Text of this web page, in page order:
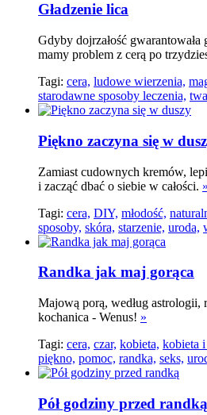
Gładzenie lica
Gdyby dojrzałość gwarantowała
mamy problem z cerą po
Tagi: cera, ludowe wierzenia,
starodawne sposoby leczenia,
Piękno zaczyna się w
Zamiast cudownych kremów,
i zacząć dbać o siebie w całości. »
Tagi: cera, DIY, młodość,
sposoby, skóra, starzenie, uroda,
Randka jak maj gorąca
Majową porą, według astrologii,
kochanica - Wenus! »
Tagi: cera, czar, kobieta, kobieta
piękno, pomoc, randka, seks,
Pół godziny przed randką